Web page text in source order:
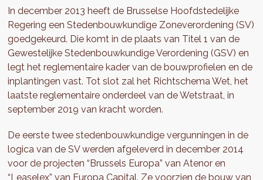
In december 2013 heeft de Brusselse Hoofdstedelijke
Regering een Stedenbouwkundige Zoneverordening (SV)
goedgekeurd. Die komt in de plaats van Titel 1 van de
Gewestelijke Stedenbouwkundige Verordening (GSV) en
legt het reglementaire kader van de bouwprofielen en de
inplantingen vast. Tot slot zal het Richtschema Wet, het
laatste reglementaire onderdeel van de Wetstraat, in
september 2019 van kracht worden.
De eerste twee stedenbouwkundige vergunningen in de
logica van de SV werden afgeleverd in december 2014
voor de projecten “Brussels Europa” van Atenor en
“Leaselex” van Europa Capital. Ze voorzien de bouw van